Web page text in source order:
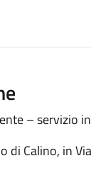
– servizio
di Calino, in